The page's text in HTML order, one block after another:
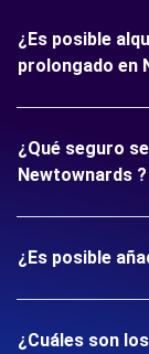
¿Es posible
prolongado en
¿Qué seguro
Newtownards ?
¿Es posible
¿Cuáles son